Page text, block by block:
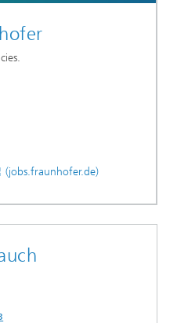
(jobs.fraunhofer.de)